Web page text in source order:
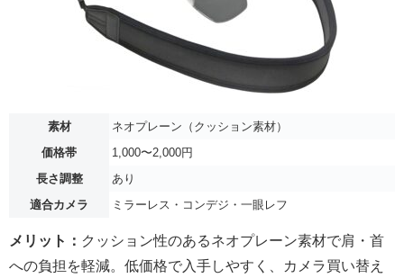
素材
ネオプレーン（クッション素材）
価格帯
1,000〜2,000円
長さ調整
あり
適合カメラ
ミラーレス・コンデジ・一眼レフ
メリット： クッション性のあるネオプレーン素材で肩・首
への負担を軽減。低価格で入手しやすく、カメラ買い替え